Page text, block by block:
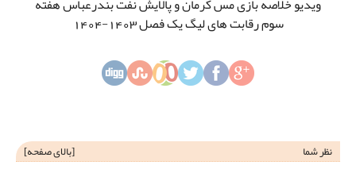
سوم رقابت های لیگ یک فصل 1403-1404
نظر شما [بالای صفحه]